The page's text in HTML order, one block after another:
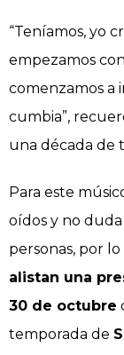
“Teníamos, yo
empezamos
comenzamos a
cumbia”,
una década de
Para este
oídos y no
personas, por
alistan una
30 de octubre
temporada de